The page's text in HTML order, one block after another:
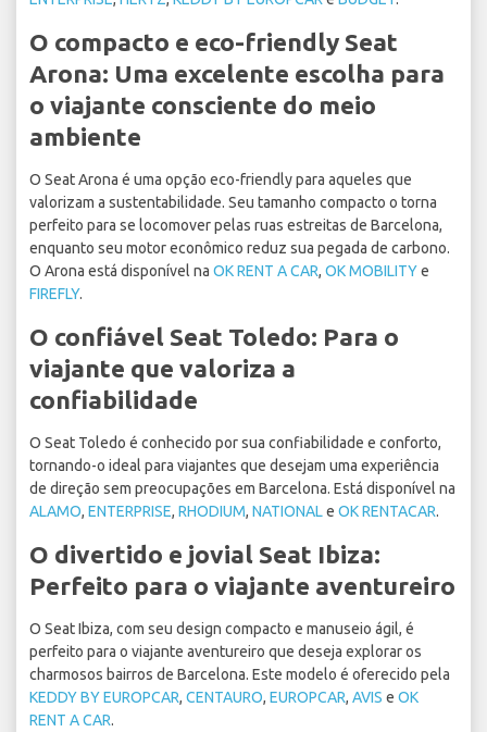
O compacto e eco-friendly Seat
Arona: Uma excelente escolha para
o viajante consciente do meio
ambiente
O Seat Arona é uma opção eco-friendly para aqueles que
valorizam a sustentabilidade. Seu tamanho compacto o torna
perfeito para se locomover pelas ruas estreitas de Barcelona,
enquanto seu motor econômico reduz sua pegada de carbono.
O Arona está disponível na OK RENT A CAR, OK MOBILITYe
FIREFLY.
O confiável Seat Toledo: Para o
viajante que valoriza a
confiabilidade
O Seat Toledo é conhecido por sua confiabilidade e conforto,
tornando-o ideal para viajantes que desejam uma experiência
de direção sem preocupações em Barcelona. Está disponível na
ALAMO, ENTERPRISE, RHODIUM, NATIONALe OK RENTACAR.
O divertido e jovial Seat Ibiza:
Perfeito para o viajante aventureiro
O Seat Ibiza, com seu design compacto e manuseio ágil, é
perfeito para o viajante aventureiro que deseja explorar os
charmosos bairros de Barcelona. Este modelo é oferecido pela
KEDDY BY EUROPCAR, CENTAURO, EUROPCAR, AVIS e OK
RENT A CAR.